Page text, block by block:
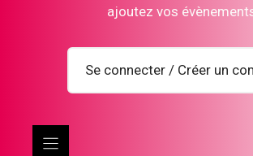
ajoutez vos
Se connecter / Créer un